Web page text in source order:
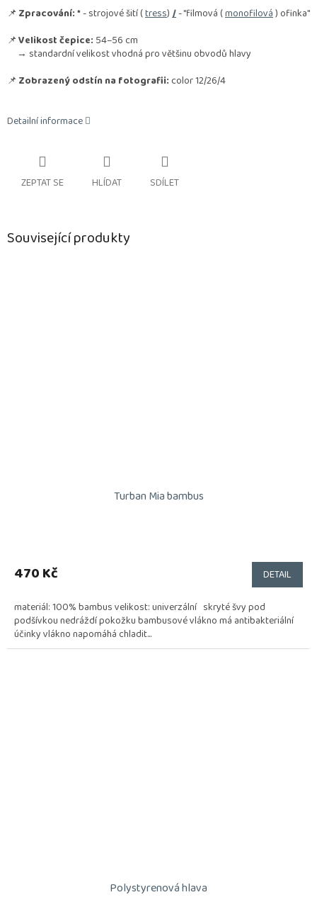
📌Zpracování:*- strojové šití (tress)/- "filmová (monofilová) ofinka"
📌Velikost čepice: 54–56 cm
→ standardní velikost vhodná pro většinu obvodů hlavy
📌Zobrazený odstín na fotografii: color 12/26/4
Detailní informace
ZEPTAT SE HLÍDAT SDÍLET
Související produkty
Turban Mia bambus
470 Kč DETAIL
materiál: 100% bambus velikost: univerzální skryté švy pod
podšívkou nedráždí pokožku bambusové vlákno má antibakteriální
účinky vlákno napomáhá chladit...
Polystyrenová hlava